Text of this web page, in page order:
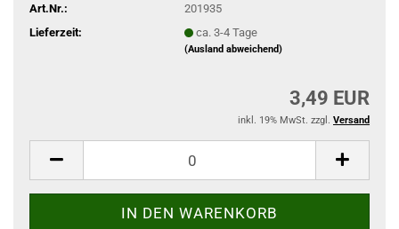
Art.Nr.:
201935
Lieferzeit:
ca. 3-4 Tage
(Ausland abweichend)
3,49 EUR
inkl. 19% MwSt. zzgl. Versand